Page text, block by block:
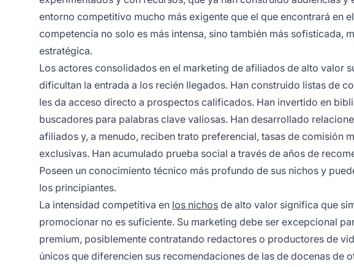
entorno competitivo mucho más exigente que el que encontrará en
competencia no solo es más intensa, sino también más sofisticada,
estratégica.
Los actores consolidados en el marketing de afiliados de alto valor
dificultan la entrada a los recién llegados. Han construido listas de
les da acceso directo a prospectos calificados. Han invertido en
buscadores para palabras clave valiosas. Han desarrollado
afiliados y, a menudo, reciben trato preferencial, tasas de comisión
exclusivas. Han acumulado prueba social a través de años de
Poseen un conocimiento técnico más profundo de sus nichos y
los principiantes.
La intensidad competitiva en los nichos de alto valor significa que
promocionar no es suficiente. Su marketing debe ser excepcional
premium, posiblemente contratando redactores o productores de
únicos que diferencien sus recomendaciones de las de docenas de